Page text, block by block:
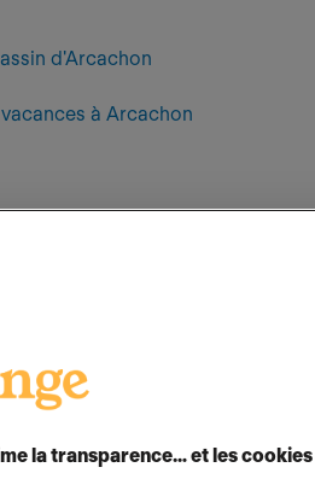
d'Arcachon
à Arcachon
le tout en bénéficiant
opportunité à un tarif
la transparence… et les cookies